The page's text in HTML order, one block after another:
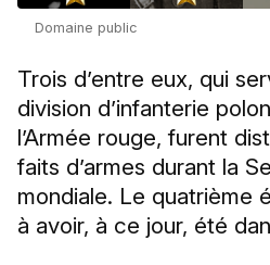
Domaine public
Trois d’entre eux, qui
division d’infanterie
l’Armée rouge, furent
faits d’armes durant la
mondiale. Le quatrième
à avoir, à ce jour, été